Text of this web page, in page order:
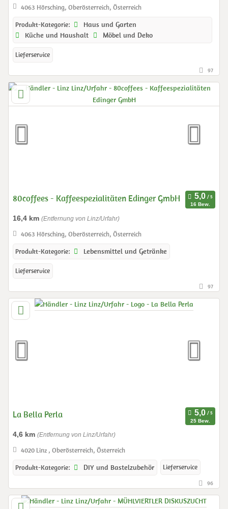
4063 Hörsching, Oberösterreich, Österreich
Produkt-Kategorie:
Haus und Garten
Küche und Haushalt
Möbel und Deko
Lieferservice
97
80coffees - Kaffeespezialitäten Edinger GmbH
16 Bew.
16,4 km (Entfernung von Linz/Urfahr)
4063 Hörsching, Oberösterreich, Österreich
Produkt-Kategorie:
Lebensmittel und Getränke
Lieferservice
97
La Bella Perla
25 Bew.
4,6 km (Entfernung von Linz/Urfahr)
4020 Linz , Oberösterreich, Österreich
Produkt-Kategorie:
DIY und Bastelzubehör Lieferservice
96